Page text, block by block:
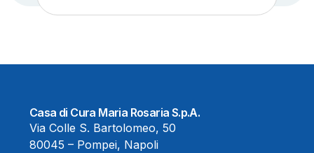
Casa di Cura Maria Rosaria S.p.A.
Via Colle S. Bartolomeo, 50
80045 – Pompei, Napoli